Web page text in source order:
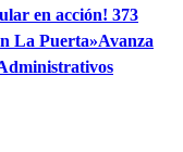
en acción! 373
La Puerta»Avanza